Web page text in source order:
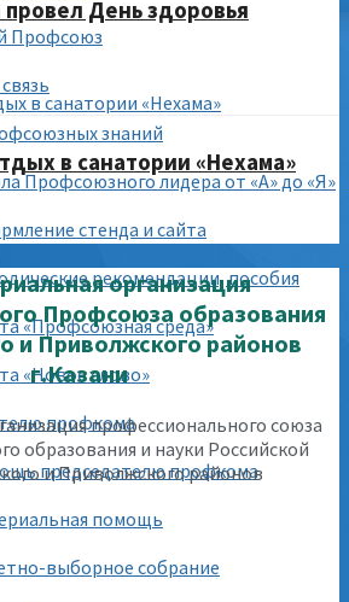
Профсоюз
знаний
Профсоюзного лидера от «А» до «Я»
стенда и сайта
рекомендации, пособия
«Профсоюзная среда»
«Новое слово»
профкома
председателю профкома
помощь
выборное собрание
День здоровья
в санатории «Нехама»
организация
Профсоюза образования
и Приволжского районов
г.Казани
профессионального союза
образования и науки Российской
и Приволжского районов